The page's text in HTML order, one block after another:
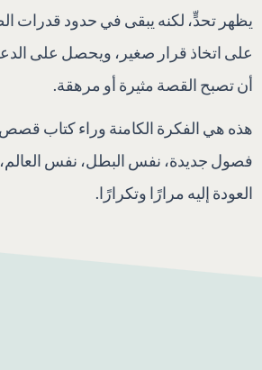
يظهر تحدٍّ، لكنه يبقى في حدود قدرات
على اتخاذ قرار صغير، ويحصل على
أن تصبح القصة مثيرة أو مرهقة.
فصول جديدة، نفس البطل، نفس
العودة إليه مرارًا وتكرارًا.